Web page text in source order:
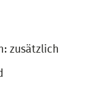
zusätzlich